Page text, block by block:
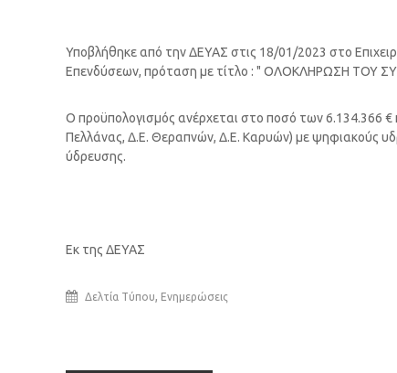
Υποβλήθηκε από την ΔΕΥΑΣ στις 18/01/2023 στο
Επενδύσεων, πρόταση με τίτλο : " ΟΛΟΚΛΗΡΩΣΗ
Ο προϋπολογισμός ανέρχεται στο ποσό των 6.134.366
Πελλάνας, Δ.Ε. Θεραπνών, Δ.Ε. Καρυών) με ψηφιακούς
ύδρευσης.
Εκ της ΔΕΥΑΣ
Δελτία Τύπου, Ενημερώσεις